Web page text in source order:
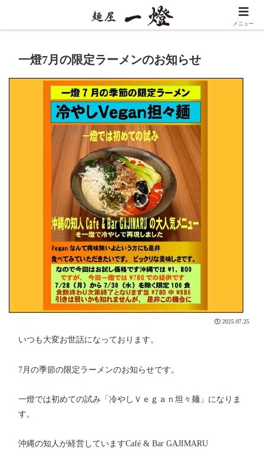
一燈7月の限定ラーメンのお知らせ
2025.07.25
いつも大変お世話になっております。
7月の季節の限定ラーメンのお知らせです。
一燈では初めての試み「冷やしＶｅｇａｎ坦々麺」になりま
す。
沖縄の知人が経営していますCafé & Bar GAJIMARU
メニュー